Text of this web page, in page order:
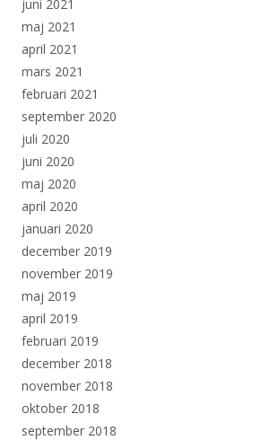
juni 2021
maj 2021
april 2021
mars 2021
februari 2021
september 2020
juli 2020
juni 2020
maj 2020
april 2020
januari 2020
december 2019
november 2019
maj 2019
april 2019
februari 2019
december 2018
november 2018
oktober 2018
september 2018